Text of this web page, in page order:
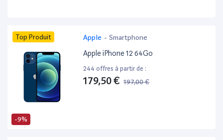
-9%
Top Produit Apple - Smartphone
Apple iPhone 12 64Go
244 offres à partir de :
179,50 € 197,00 €